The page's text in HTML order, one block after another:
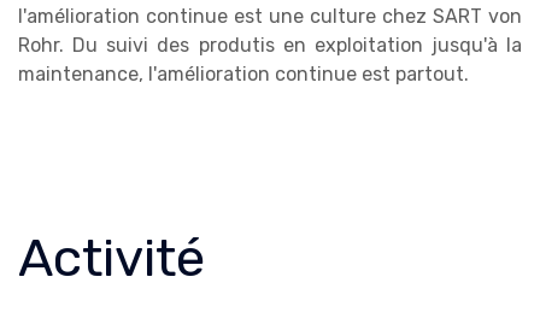
l'amélioration continue est une culture chez SART von
Rohr. Du suivi des produtis en exploitation jusqu'à la
maintenance, l'amélioration continue est partout.
Activité